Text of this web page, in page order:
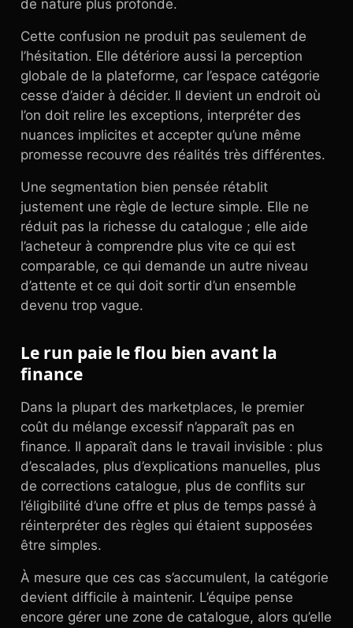
de nature plus profonde.
Cette confusion ne produit pas seulement de
l’hésitation. Elle détériore aussi la perception
globale de la plateforme, car l’espace catégorie
cesse d’aider à décider. Il devient un endroit où
l’on doit relire les exceptions, interpréter des
nuances implicites et accepter qu’une même
promesse recouvre des réalités très différentes.
Une segmentation bien pensée rétablit
justement une règle de lecture simple. Elle ne
réduit pas la richesse du catalogue ; elle aide
l’acheteur à comprendre plus vite ce qui est
comparable, ce qui demande un autre niveau
d’attente et ce qui doit sortir d’un ensemble
devenu trop vague.
Le run paie le flou bien avant la
finance
Dans la plupart des marketplaces, le premier
coût du mélange excessif n’apparaît pas en
finance. Il apparaît dans le travail invisible : plus
d’escalades, plus d’explications manuelles, plus
de corrections catalogue, plus de conflits sur
l’éligibilité d’une offre et plus de temps passé à
réinterpréter des règles qui étaient supposées
être simples.
À mesure que ces cas s’accumulent, la catégorie
devient difficile à maintenir. L’équipe pense
encore gérer une zone de catalogue, alors qu’elle